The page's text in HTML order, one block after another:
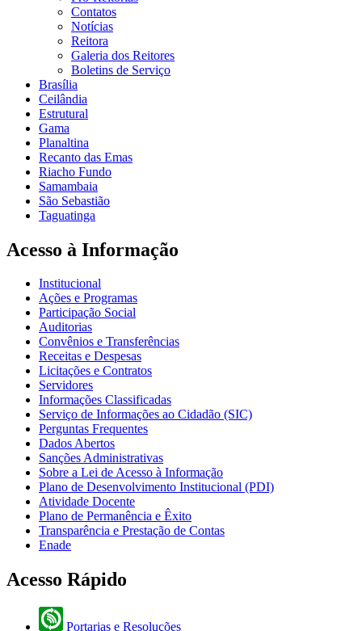
Contatos
Notícias
Reitora
Galeria dos Reitores
Boletins de Serviço
Brasília
Ceilândia
Estrutural
Gama
Planaltina
Recanto das Emas
Riacho Fundo
Samambaia
São Sebastião
Taguatinga
Acesso à Informação
Institucional
Ações e Programas
Participação Social
Auditorias
Convênios e Transferências
Receitas e Despesas
Licitações e Contratos
Servidores
Informações Classificadas
Serviço de Informações ao Cidadão (SIC)
Perguntas Frequentes
Dados Abertos
Sanções Administrativas
Sobre a Lei de Acesso à Informação
Plano de Desenvolvimento Institucional (PDI)
Atividade Docente
Plano de Permanência e Êxito
Transparência e Prestação de Contas
Enade
Acesso Rápido
Portarias e Resoluções